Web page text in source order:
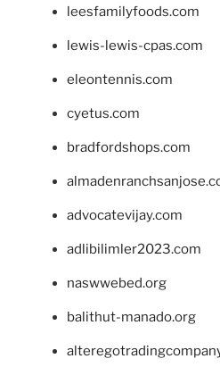
leesfamilyfoods.com
lewis-lewis-cpas.com
eleontennis.com
cyetus.com
bradfordshops.com
advocatevijay.com
adlibilimler2023.com
naswwebed.org
balithut-manado.org